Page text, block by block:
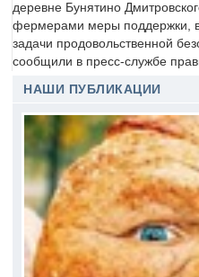
деревне Бунятино
фермерами меры поддержки,
задачи продовольственной
сообщили в пресс-службе
НАШИ ПУБЛИКАЦИИ